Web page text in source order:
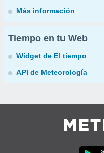
Más información
Tiempo en tu Web
Widget de El tiempo
API de Meteorología